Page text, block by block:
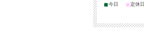
■今日 ■定休日